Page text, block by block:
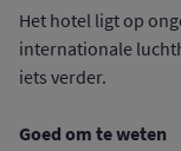
Het hotel ligt op
internationale
iets verder.
Goed om te weten